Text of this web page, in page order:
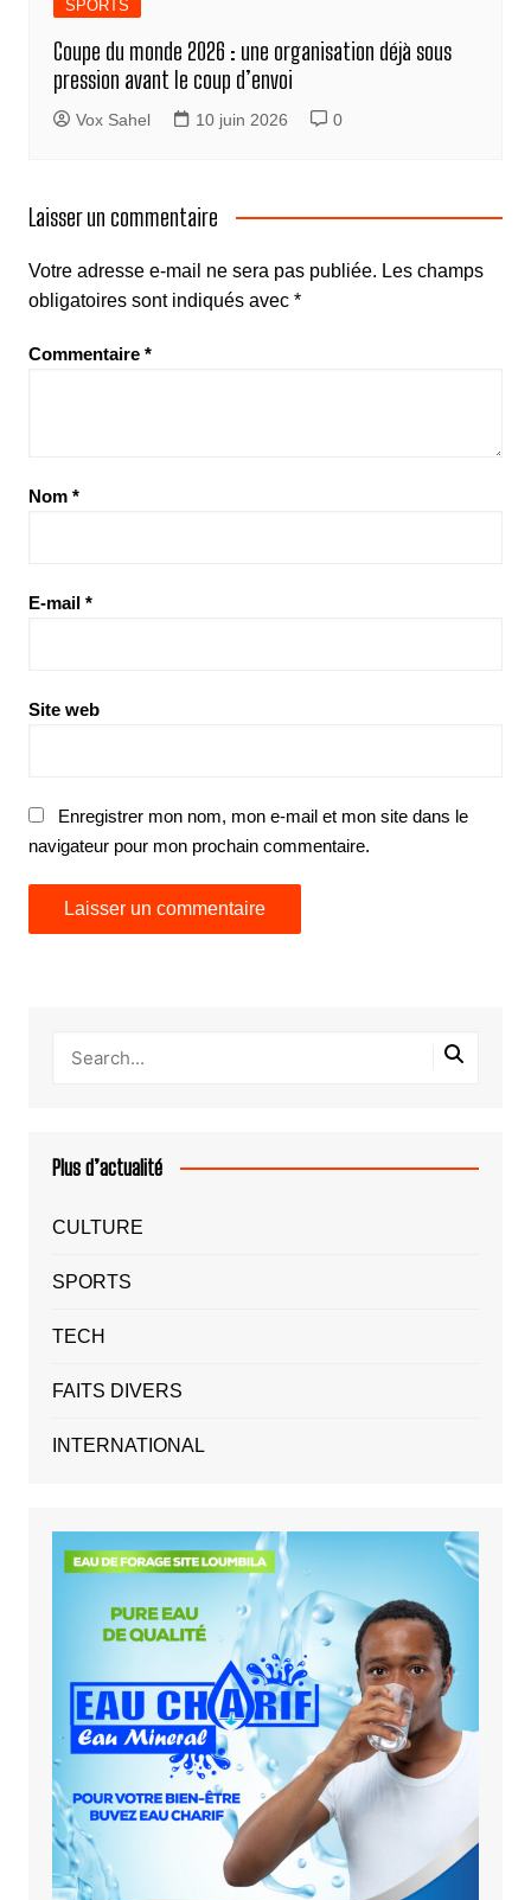
SPORTS
Coupe du monde 2026 : une organisation déjà sous
pression avant le coup d’envoi
Vox Sahel 10 juin 2026 0
Laisser un commentaire
Votre adresse e-mail ne sera pas publiée. Les champs
obligatoires sont indiqués avec *
Commentaire *
Nom *
E-mail *
Site web
Enregistrer mon nom, mon e-mail et mon site dans le
navigateur pour mon prochain commentaire.
Plus d’actualité
CULTURE
SPORTS
TECH
FAITS DIVERS
INTERNATIONAL